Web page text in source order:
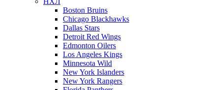
Boston Bruins
Chicago Blackhawks
Dallas Stars
Detroit Red Wings
Edmonton Oilers
Los Angeles Kings
Minnesota Wild
New York Islanders
New York Rangers